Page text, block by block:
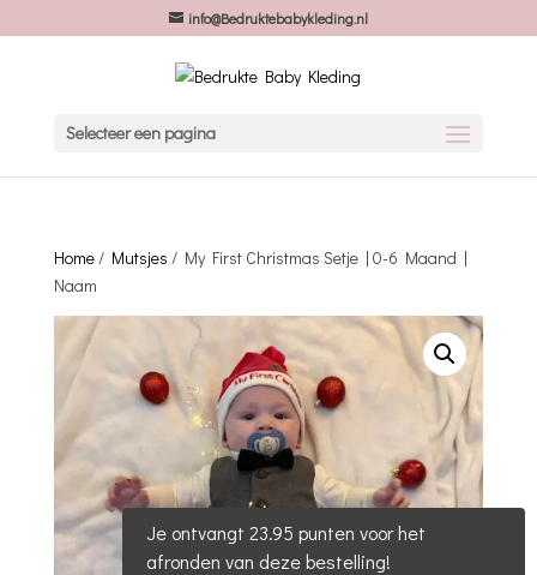
info@Bedruktebabykleding.nl
Selecteer een pagina
Home/ Mutsjes / My First Christmas Setje | 0-6 Maand |
Naam
Je ontvangt 23.95 punten voor het
afronden van deze bestelling!